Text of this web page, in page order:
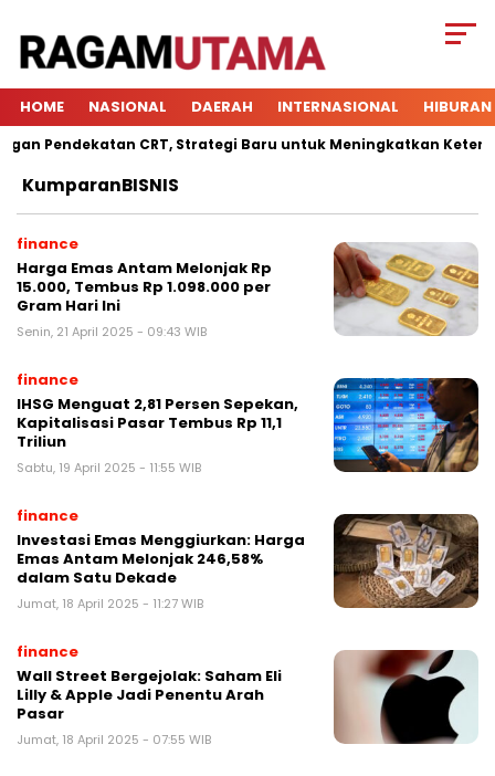
HOME NASIONAL DAERAH INTERNASIONAL HIBURAN
Pendekatan CRT, Strategi Baru untuk Meningkatkan
KumparanBISNIS
finance
Harga Emas Antam Melonjak Rp
15.000, Tembus Rp 1.098.000 per
Gram Hari Ini
Senin, 21 April 2025 - 09:43 WIB
finance
IHSG Menguat 2,81 Persen Sepekan,
Kapitalisasi Pasar Tembus Rp 11,1
Triliun
Sabtu, 19 April 2025 - 11:55 WIB
finance
Investasi Emas Menggiurkan: Harga
Emas Antam Melonjak 246,58%
dalam Satu Dekade
Jumat, 18 April 2025 - 11:27 WIB
finance
Wall Street Bergejolak: Saham Eli
Lilly & Apple Jadi Penentu Arah
Pasar
Jumat, 18 April 2025 - 07:55 WIB